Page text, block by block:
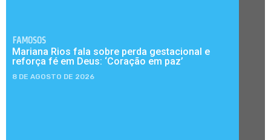
FAMOSOS
Mariana Rios fala sobre perda gestacional e
reforça fé em Deus: ‘Coração em paz’
8 DE AGOSTO DE 2026